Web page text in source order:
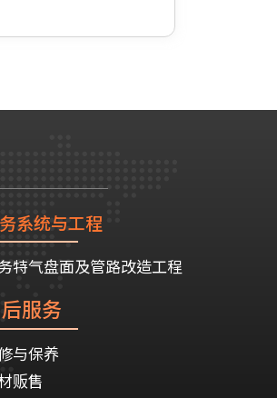
系统与工程
特气盘面及管路改造工程
服务
与保养
贩售